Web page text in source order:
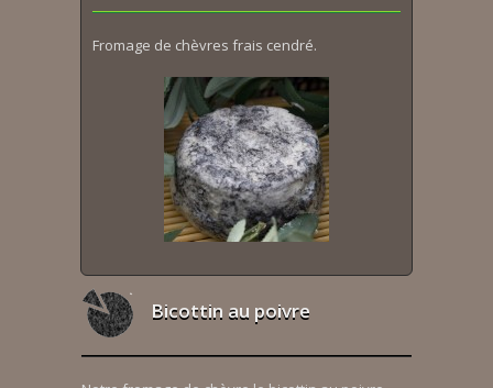
Fromage de chèvres frais cendré.
Bicottin au poivre